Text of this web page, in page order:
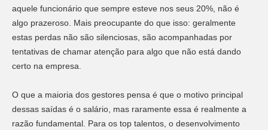
aquele funcionário que sempre esteve nos seus 20%, não é
algo prazeroso. Mais preocupante do que isso: geralmente
estas perdas não são silenciosas, são acompanhadas por
tentativas de chamar atenção para algo que não está dando
certo na empresa.
O que a maioria dos gestores pensa é que o motivo principal
dessas saídas é o salário, mas raramente essa é realmente a
razão fundamental. Para os top talentos, o desenvolvimento